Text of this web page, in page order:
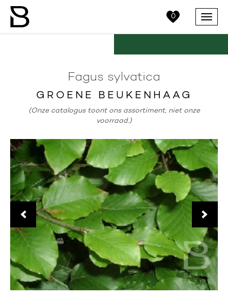
0 Menu
Fagus sylvatica
GROENE BEUKENHAAG
(Onze catalogus toont ons assortiment, niet onze
voorraad.)